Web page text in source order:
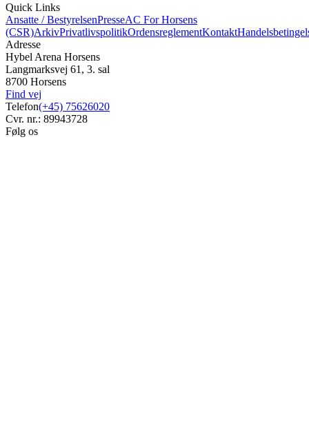
Quick Links
Ansatte / BestyrelsenPresseAC For Horsens
(CSR)ArkivPrivatlivspolitikOrdensreglementKontakt
Adresse
Hybel Arena Horsens
Langmarksvej 61, 3. sal
8700 Horsens
Find vej
Telefon(+45) 75626020
Cvr. nr.: 89943728
Følg os